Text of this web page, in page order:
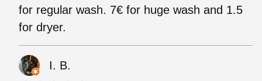
for regular wash. 7€ for huge wash and 1.5
for dryer.
I. B.